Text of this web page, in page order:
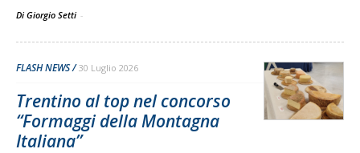
Di Giorgio Setti -
FLASH NEWS 30 Luglio 2026
Trentino al top nel concorso
“Formaggi della Montagna
Italiana”